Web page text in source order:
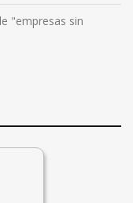
"empresas sin